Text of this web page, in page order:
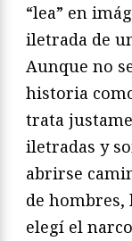
“lea” en
iletrada de
Aunque no
historia
trata
iletradas y
abrirse
de hombres,
elegí el